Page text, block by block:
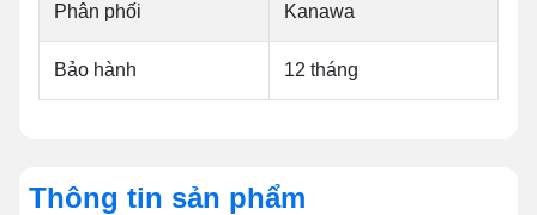
Phân phối Kanawa
Bảo hành 12 tháng
Thông tin sản phẩm